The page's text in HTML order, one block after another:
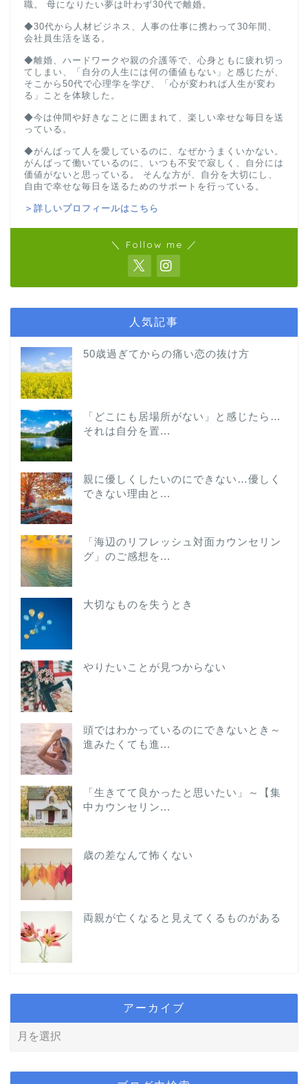
職。 母になりたい夢は叶わず30代で離婚。
◆30代から人材ビジネス、人事の仕事に携わって30年間、
会社員生活を送る。
◆離婚、ハードワークや親の介護等で、心身ともに疲れ切っ
てしまい、「自分の人生には何の価値もない」と感じたが、
そこから50代で心理学を学び、「心が変われば人生が変わ
る」ことを体験した。
◆今は仲間や好きなことに囲まれて、楽しい幸せな毎日を送
っている。
◆がんばって人を愛しているのに、なぜかうまくいかない。
がんばって働いているのに、いつも不安で寂しく、自分には
価値がないと思っている。 そんな方が、自分を大切にし、
自由で幸せな毎日を送るためのサポートを行っている。
＞詳しいプロフィールはこちら
＼ Follow me ／
人気記事
50歳過ぎてからの痛い恋の抜け方
「どこにも居場所がない」と感じたら…
それは自分を置...
親に優しくしたいのにできない…優しく
できない理由と...
「海辺のリフレッシュ対面カウンセリン
グ」のご感想を...
大切なものを失うとき
やりたいことが見つからない
頭ではわかっているのにできないとき～
進みたくても進...
「生きてて良かったと思いたい」～【集
中カウンセリン...
歳の差なんて怖くない
両親が亡くなると見えてくるものがある
アーカイブ